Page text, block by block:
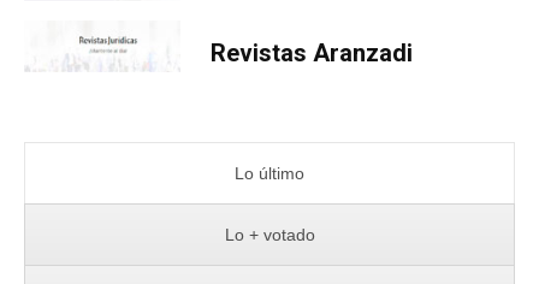
Revistas Aranzadi
Lo último
Lo + votado